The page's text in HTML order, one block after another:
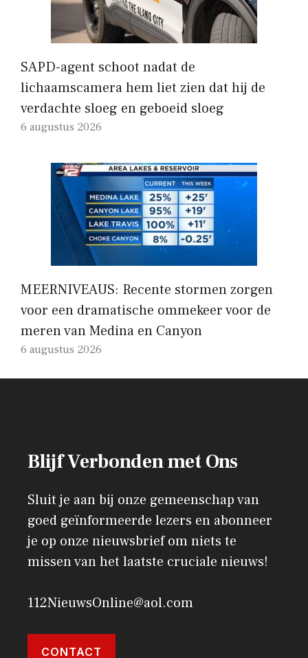
SAPD-agent schoot nadat de
lichaamscamera hem liet zien dat hij de
verdachte sloeg en geboeid sloeg
6 augustus 2026
MEERNIVEAUS: Recente stormen zorgen
voor een dramatische ommekeer voor de
meren van Medina en Canyon
6 augustus 2026
Blijf Verbonden met Ons
Sluit je aan bij onze gemeenschap van
goed geïnformeerde lezers en abonneer
je op onze nieuwsbrief om niets te
missen van het laatste cruciale nieuws!
112NieuwsOnline@aol.com
CONTACT